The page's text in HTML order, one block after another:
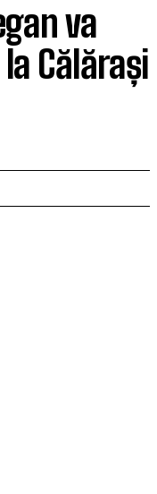
va
Călărași